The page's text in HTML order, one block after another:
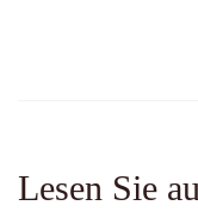
Lesen Sie